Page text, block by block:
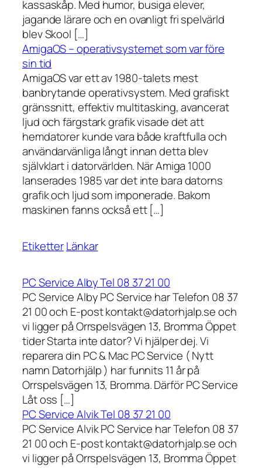
kassaskåp. Med humor, busiga elever,
jagande lärare och en ovanligt fri spelvärld
blev Skool […]
AmigaOS – operativsystemet som var före
sin tid
AmigaOS var ett av 1980-talets mest
banbrytande operativsystem. Med grafiskt
gränssnitt, effektiv multitasking, avancerat
ljud och färgstark grafik visade det att
hemdatorer kunde vara både kraftfulla och
användarvänliga långt innan detta blev
självklart i datorvärlden. När Amiga 1000
lanserades 1985 var det inte bara datorns
grafik och ljud som imponerade. Bakom
maskinen fanns också ett […]
EtiketterLänkar
PC Service Alby Tel 08 37 21 00
PC Service Alby PC Service har Telefon 08 37
21 00 och E-post kontakt@datorhjalp.se och
vi ligger på Orrspelsvägen 13, Bromma Öppet
tider Starta inte dator? Vi hjälper dej. Vi
reparera din PC & Mac PC Service ( Nytt
namn Datorhjälp ) har funnits 11 år på
Orrspelsvägen 13, Bromma. Därför PC Service
Låt oss […]
PC Service Alvik Tel 08 37 21 00
PC Service Alvik PC Service har Telefon 08 37
21 00 och E-post kontakt@datorhjalp.se och
vi ligger på Orrspelsvägen 13, Bromma Öppet